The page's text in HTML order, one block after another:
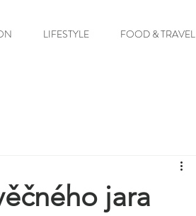
LIFESTYLE FOOD & TRAVEL
jara